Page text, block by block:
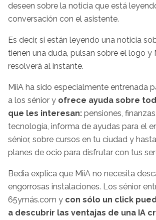
deseen sobre la noticia que está
conversación con el asistente.
Es decir, si están leyendo una noticia
tienen una duda, pulsan sobre el logo y
resolverá al instante.
MiiA ha sido especialmente entrenada
a los sénior y ofrece ayuda sobre
que les interesan: pensiones,
tecnología, informa de ayudas para el
sénior, sobre cursos en tu ciudad y
planes de ocio para disfrutar con tus
Bedia explica que MiiA no necesita
engorrosas instalaciones. Los sénior
65ymás.com y con sólo un click
a descubrir las ventajas de una IA